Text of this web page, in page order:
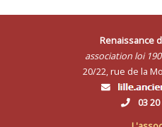
Renaissance
association loi
20/22, rue de la
03